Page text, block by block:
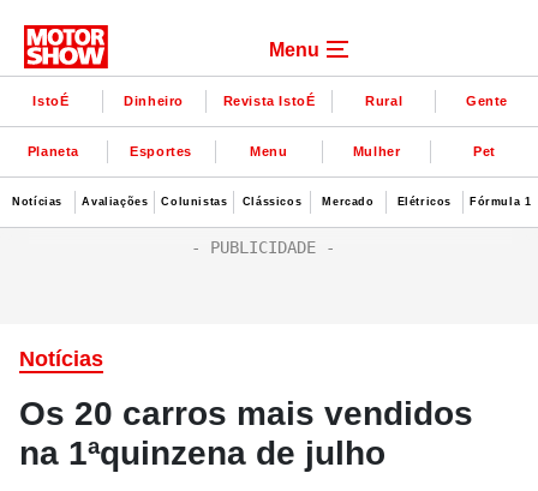
Menu
IstoÉ Dinheiro Revista IstoÉ Rural Gente
Planeta Esportes Menu Mulher Pet
Notícias Avaliações Colunistas Clássicos Mercado Elétricos Fórmula 1
Notícias
Os 20 carros mais vendidos
na 1ªquinzena de julho